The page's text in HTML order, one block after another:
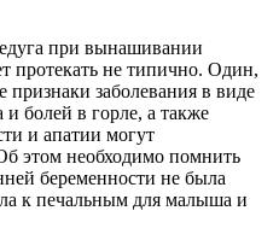
при вынашивании
протекать не типично. Один,
заболевания в виде
болей в горле, а также
и апатии могут
этом необходимо помнить
беременности не была
к печальным для малыша и